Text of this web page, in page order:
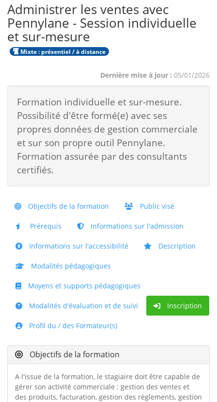
Administrer les ventes avec
Pennylane - Session individuelle
et sur-mesure
Mixte : présentiel / à distance
Dernière mise à jour : 05/01/2026
Formation individuelle et sur-mesure.
Possibilité d'être formé(e) avec ses
propres données de gestion commerciale
et sur son propre outil Pennylane.
Formation assurée par des consultants
certifiés.
Objectifs de la formation Public visé
Prérequis Informations sur l'admission
Informations sur l'accessibilité Description
Modalités pédagogiques
Moyens et supports pédagogiques
Modalités d'évaluation et de suivi Inscription
Profil du / des Formateur(s)
Objectifs de la formation
A l'issue de la formation, le stagiaire doit être capable de
gérer son activité commerciale : gestion des ventes et
des produits, facturation, gestion des règlements, gestion